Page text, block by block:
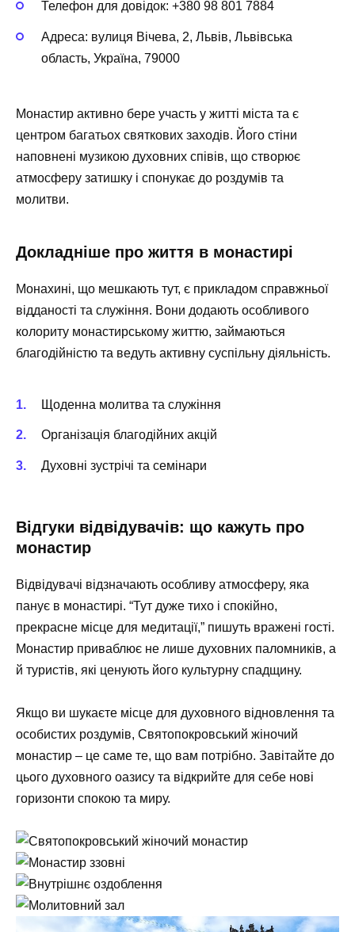
Телефон для довідок: +380 98 801 7884
Адреса: вулиця Вічева, 2, Львів, Львівська
область, Україна, 79000
Монастир активно бере участь у житті міста та є
центром багатьох святкових заходів. Його стіни
наповнені музикою духовних співів, що створює
атмосферу затишку і спонукає до роздумів та
молитви.
Докладніше про життя в монастирі
Монахині, що мешкають тут, є прикладом справжньої
відданості та служіння. Вони додають особливого
колориту монастирському життю, займаються
благодійністю та ведуть активну суспільну діяльність.
Щоденна молитва та служіння
Організація благодійних акцій
Духовні зустрічі та семінари
Відгуки відвідувачів: що кажуть про
монастир
Відвідувачі відзначають особливу атмосферу, яка
панує в монастирі. “Тут дуже тихо і спокійно,
прекрасне місце для медитації,” пишуть вражені гості.
Монастир приваблює не лише духовних паломників, а
й туристів, які ценують його культурну спадщину.
Якщо ви шукаєте місце для духовного відновлення та
особистих роздумів, Святопокровський жіночий
монастир – це саме те, що вам потрібно. Завітайте до
цього духовного оазису та відкрийте для себе нові
горизонти спокою та миру.